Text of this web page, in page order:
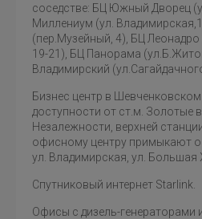
соседстве: БЦ Южный Дворец
Миллениум (ул.
(пер.Музейный, 4), БЦ Леонадро
19-21), БЦ Панорама
Владимирский
Бизнес центр в
доступности от ст.м. Золотые
Незалежности, верхней
офисному центру примыкают
ул. Владимирская, ул. Большая
Спутниковый интернет Starlink.
Офисы с дизель-генераторами